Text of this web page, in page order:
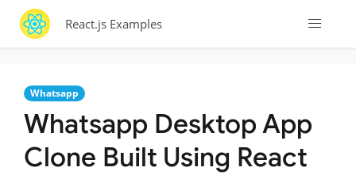
React.js Examples
Whatsapp
Whatsapp Desktop App
Clone Built Using React